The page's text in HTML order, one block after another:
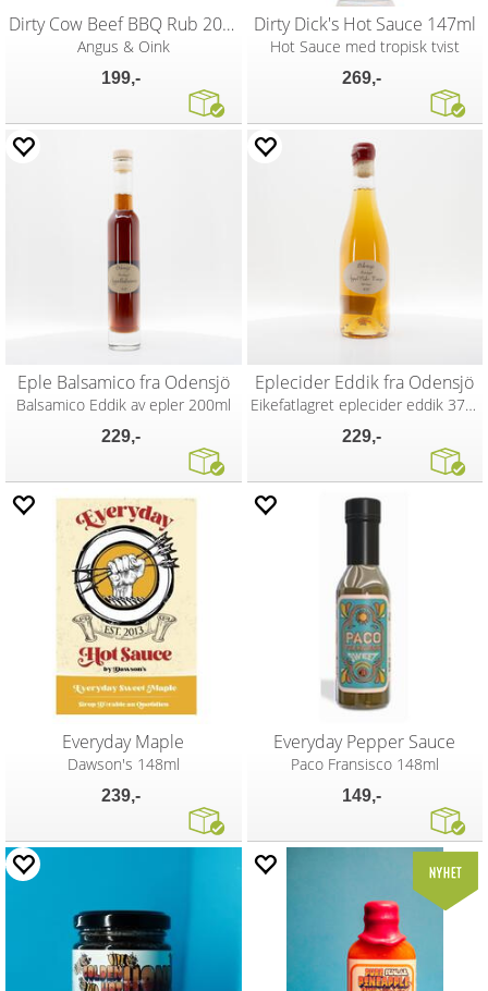
Dirty Cow Beef BBQ Rub 200g
Angus & Oink
199,-
Dirty Dick's Hot Sauce 147ml
Hot Sauce med tropisk tvist
269,-
Eple Balsamico fra Odensjö
Balsamico Eddik av epler 200ml
229,-
Eplecider Eddik fra Odensjö
Eikefatlagret eplecider eddik 375ml
229,-
Everyday Maple
Dawson's 148ml
239,-
Everyday Pepper Sauce
Paco Fransisco 148ml
149,-